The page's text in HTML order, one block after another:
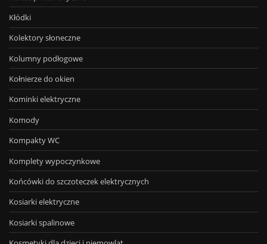
Kłódki
Kolektory słoneczne
Kolumny podłogowe
Kołnierze do okien
Kominki elektryczne
Komody
Kompakty WC
Komplety wypoczynkowe
Końcówki do szczoteczek elektrycznych
Kosiarki elektryczne
Kosiarki spalinowe